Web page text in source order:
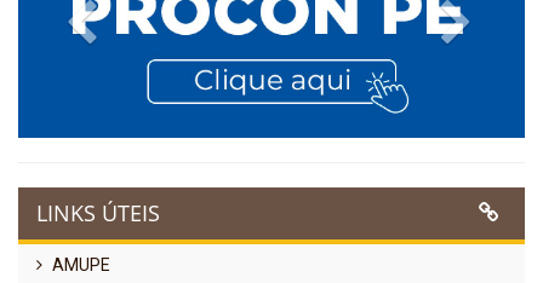
Previous
LINKS ÚTEIS
AMUPE